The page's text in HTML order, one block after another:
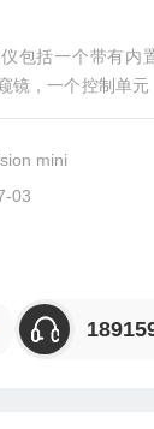
包括一个带有内
镜，一个控制单元
个革命性的光学
倍的内窥镜以及两
mini
03